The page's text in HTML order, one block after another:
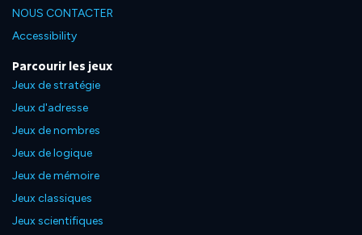
NOUS CONTACTER
Accessibility
Parcourir les jeux
Jeux de stratégie
Jeux d'adresse
Jeux de nombres
Jeux de logique
Jeux de mémoire
Jeux classiques
Jeux scientifiques